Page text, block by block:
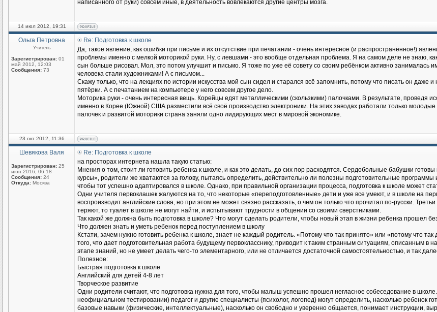
написанного от руки) совсем иные, в деятельность вовлекаются другие центры мозга.
14 июл 2012, 19:31
Ольга Петровна
Учитель
Зарегистрирован: 01
май 2012, 12:03
Сообщения: 73
Re: Подготовка к школе
Да, такое явление, как ошибки при письме и их отсутствие при печатании - очень интересное (и распространённое!)
проблемы именно с мелкой моторикой руки. Ну, с левшами - это вообще отдельная проблема. Я на самом деле не знаю,
сын больше рисовал. Мол, это потом улучшит и письмо. Я тоже по уже её совету со своим ребёнком активно
человека стали художниками! А с письмом...
Скажу только, что на лекциях по истории искусства мой сын сидел и старался всё запомнить, потому что писать он
пятёрки. А с печатанием на компьютере у него совсем другое дело.
Моторика руки - очень интересная вещь. Корейцы едят металлическими (скользкими) палочками. В результате, проведя
именно в Корее (Южной) США разместили всё своё производство электроники. На этих заводах работали только
палочек и развитой моторики страна заняли одно лидирующих мест в мировой экономике.
23 окт 2012, 11:36
Шевякова Валя
Зарегистрирован: 25
июн 2016, 06:18
Сообщения: 24
Откуда: Москва
Re: Подготовка к школе
на просторах интернета нашла такую статью:
Мнения о том, стоит ли готовить ребенка к школе, и как это делать, до сих пор расходятся. Сердобольные бабушки
курсы», родители же хватаются за голову, пытаясь определить, действительно ли полезны подготовительные программы
чтобы тот успешно адаптировался в школе. Однако, при правильной организации процесса, подготовка к школе может
Одни учителя первоклашек жалуются на то, что некоторые «переподготовленные» дети и уже все умеют, и в школе на
воспроизводит английские слова, но при этом не может связно рассказать, о чем он только что прочитал по-русски.
теряют, то туалет в школе не могут найти, и испытывают трудности в общении со своими сверстниками.
Так какой же должна быть подготовка в школе? Что могут сделать родители, чтобы новый этап в жизни ребенка прошел
Что должен знать и уметь ребенок перед поступлением в школу
Кстати, зачем нужно готовить ребенка к школе, знает не каждый родитель. «Потому что так принято» или «потому что
того, что дает подготовительная работа будущему первокласснику, приводит к таким странным ситуациям, описанным в
этапе знаний, но не умеет делать чего-то элементарного, или не отличается достаточной самостоятельностью, и так
Полезное:
Быстрая подготовка к школе
Английский для детей 4-8 лет
Творческое развитие
Одни родители считают, что подготовка нужна для того, чтобы малыш успешно прошел негласное собеседование в
неофициальном тестировании) педагог и другие специалисты (психолог, логопед) могут определить, насколько ребенок
базовые навыки (физические, интеллектуальные), насколько он свободно и уверенно общается, понимает инструкции,